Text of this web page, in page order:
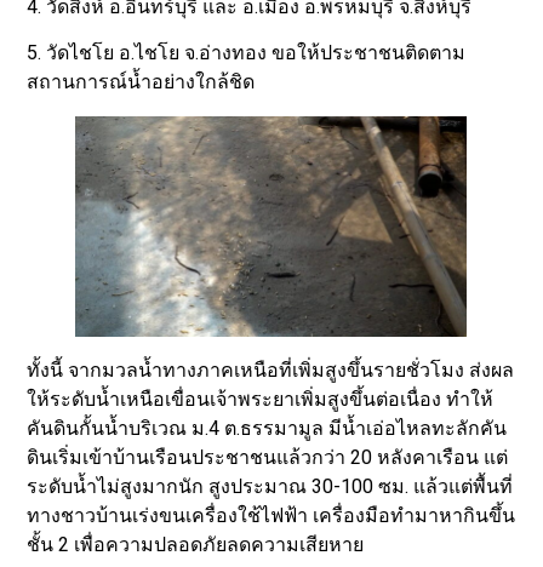
4. วัดสิงห์ อ.อินทร์บุรี และ อ.เมือง อ.พรหมบุรี จ.สิงห์บุรี
5. วัดไชโย อ.ไชโย จ.อ่างทอง ขอให้ประชาชนติดตาม
สถานการณ์น้ำอย่างใกล้ชิด
ทั้งนี้ จากมวลน้ำทางภาคเหนือที่เพิ่มสูงขึ้นรายชั่วโมง ส่งผล
ให้ระดับน้ำเหนือเขื่อนเจ้าพระยาเพิ่มสูงขึ้นต่อเนื่อง ทำให้
คันดินกั้นน้ำบริเวณ ม.4 ต.ธรรมามูล มีน้ำเอ่อไหลทะลักคัน
ดินเริ่มเข้าบ้านเรือนประชาชนแล้วกว่า 20 หลังคาเรือน แต่
ระดับน้ำไม่สูงมากนัก สูงประมาณ 30-100 ซม. แล้วแต่พื้นที่
ทางชาวบ้านเร่งขนเครื่องใช้ไฟฟ้า เครื่องมือทำมาหากินขึ้น
ชั้น 2 เพื่อความปลอดภัยลดความเสียหาย